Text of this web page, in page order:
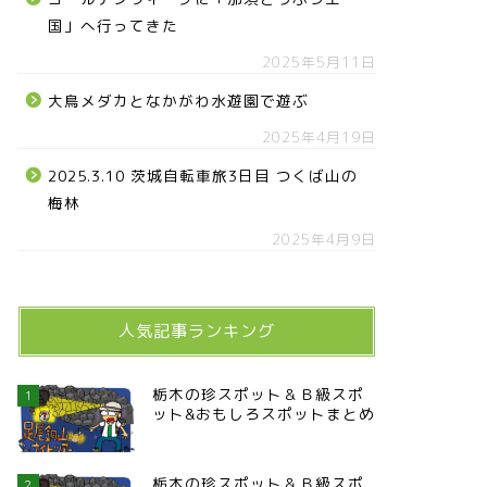
国」へ行ってきた
2025年5月11日
大鳥メダカとなかがわ水遊園で遊ぶ
2025年4月19日
2025.3.10 茨城自転車旅3日目 つくば山の
梅林
2025年4月9日
人気記事ランキング
1
栃木の珍スポット＆Ｂ級スポ
ット&おもしろスポットまとめ